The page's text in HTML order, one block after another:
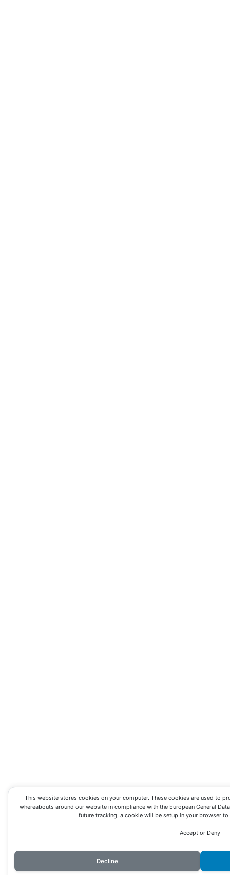
This website stores cookies on your computer. These cookies are used to
whereabouts around our website in compliance with the European General
future tracking, a cookie will be setup in your browser
Accept or Deny
Decline